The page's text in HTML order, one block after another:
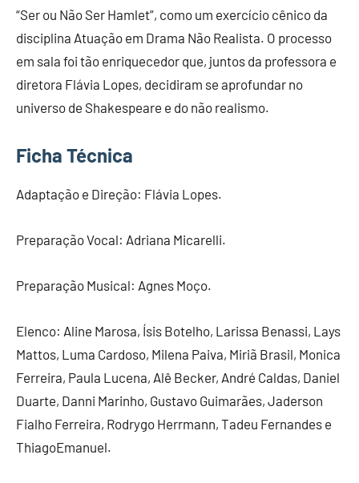
“Ser ou Não Ser Hamlet”, como um exercício cênico da
disciplina Atuação em Drama Não Realista. O processo
em sala foi tão enriquecedor que, juntos da professora e
diretora Flávia Lopes, decidiram se aprofundar no
universo de Shakespeare e do não realismo.
Ficha Técnica
Adaptação e Direção: Flávia Lopes.
Preparação Vocal: Adriana Micarelli.
Preparação Musical: Agnes Moço.
Elenco: Aline Marosa, Ísis Botelho, Larissa Benassi, Lays
Mattos, Luma Cardoso, Milena Paiva, Miriã Brasil, Monica
Ferreira, Paula Lucena, Alê Becker, André Caldas, Daniel
Duarte, Danni Marinho, Gustavo Guimarães, Jaderson
Fialho Ferreira, Rodrygo Herrmann, Tadeu Fernandes e
ThiagoEmanuel.